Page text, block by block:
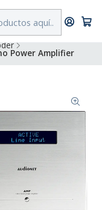
Metropolitana por
Power Amplifier